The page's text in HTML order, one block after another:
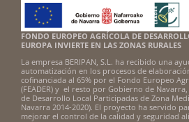
FONDO EUROPEO AGRÍCOLA DE
EUROPA INVIERTE EN LAS ZONAS RURALES
La empresa BERIPAN, S.L. ha recibido una
automatización en los procesos de
cofinanciada al 65% por el Fondo Europeo
(FEADER) y el resto por Gobierno de
de Desarrollo Local Participadas de Zona
Navarra 2014-2020). El proyecto ha servido
mejorar el control de la calidad y seguridad